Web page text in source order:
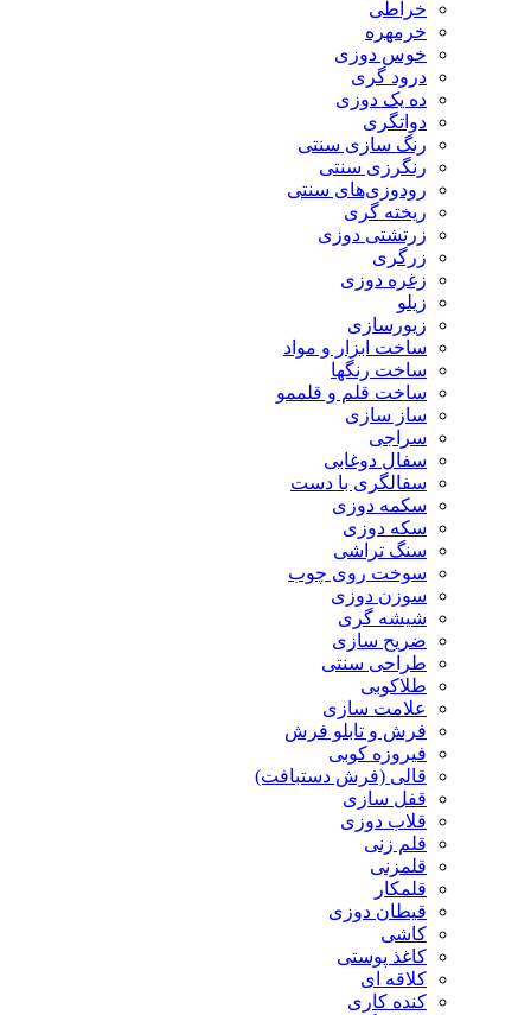
خراطی
خرمهره
خوس دوزی
درود گری
ده یک دوزی
دواتگری
رنگ سازی سنتی
رنگرزی سنتی
رودوزی‌های سنتی
ریخته گری
زرتشتی دوزی
زرگری
زغره دوزی
زیلو
زیورسازی
ساخت ابزار و مواد
ساخت رنگها
ساخت قلم و قلممو
ساز سازی
سراجی
سفال دوغابی
سفالگری با دست
سکمه دوزی
سکه دوزی
سنگ تراشی
سوخت روی چوب
سوزن دوزی
شیشه گری
ضریح سازی
طراحی سنتی
طلاکوبی
علامت سازی
فرش و تابلو فرش
فیروزه کوبی
قالی (فرش دستبافت)
قفل سازی
قلاب دوزی
قلم زنی
قلمزنی
قلمکار
قیطان دوزی
کاشی
کاغذ پوستی
کلاقه ای
کنده کاری